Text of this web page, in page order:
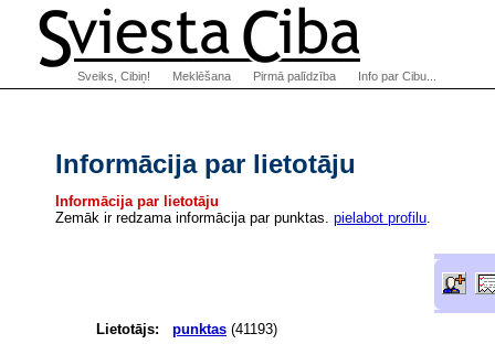
Informācija par lietotāju
Informācija par lietotāju
Zemāk ir redzama informācija par punktas. pielabot profilu.
Lietotājs: punktas (41193)
Sveiks, Cibiņ! Meklēšana Pirmā palīdzība Info par Cibu...